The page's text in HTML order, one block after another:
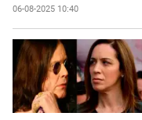
06-08-2025 10:40